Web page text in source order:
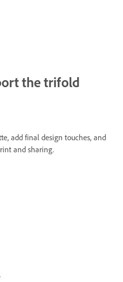
the trifold
add final design touches, and
and sharing.